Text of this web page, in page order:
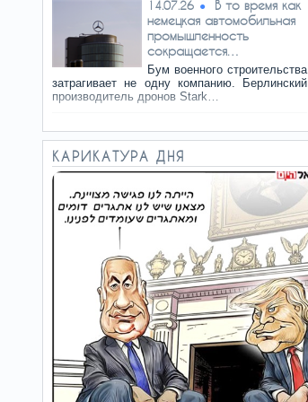
14.07.26
В то время как
немецкая автомобильная
промышленность
сокращается…
Бум военного строительства
затрагивает не одну компанию. Берлинский
производитель дронов Stark…
12.07.26
Тогда Айзенкот
не вышел
Правильно ли Азария
стрелял, или неправильно?
Нарушил ли приказ, или
действовал правильно, по…
09.07.26
Вельможа,
юморист и правдоруб
Он футболист, флейтист и
актер. И он пишет историю
чемпионата мира с
царственным достоинством…
07.07.26
Как Трамп отменил красную
карточку
Скандал вызвало то, что дисквалификация
КАРИКАТУРА ДНЯ